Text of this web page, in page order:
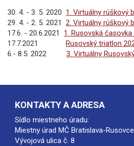
30. 4. - 3. 5. 2020 1. Virtuálny rúškový
29. 4. - 2. 5. 2021 2. Virtuálny rúškový
17.6. - 20.6.2021 1. Rusovská
17.7.2021 Rusovský triatlon
6.- 8.5. 2022 3. Virtuálny
KONTAKTY A ADRESA
Sídlo miestneho úradu:
Miestny úrad MČ Bratislava-Rusovce
Vývojová ulica č. 8